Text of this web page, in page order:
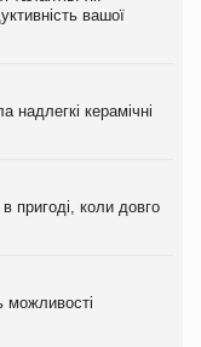
вашої
надлегкі керамічні
пригоді, коли довго